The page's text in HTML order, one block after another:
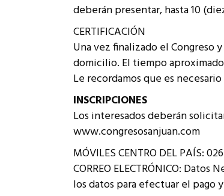
deberán presentar, hasta 10
CERTIFICACIÓN
Una vez finalizado el
domicilio. El tiempo
Le recordamos que es
INSCRIPCIONES
Los interesados deberán
www.congresosanjuan.com
MÓVILES CENTRO DEL PAÍS:
CORREO ELECTRÓNICO:
los datos para efectuar el pago